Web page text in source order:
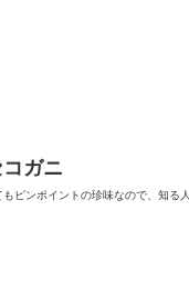
ガニ
ピンポイントの珍味なので、知る人